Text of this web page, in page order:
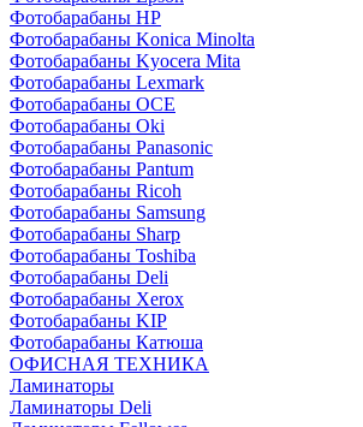
Фотобарабаны HP
Фотобарабаны Konica Minolta
Фотобарабаны Kyocera Mita
Фотобарабаны Lexmark
Фотобарабаны OCE
Фотобарабаны Oki
Фотобарабаны Panasonic
Фотобарабаны Pantum
Фотобарабаны Ricoh
Фотобарабаны Samsung
Фотобарабаны Sharp
Фотобарабаны Toshiba
Фотобарабаны Deli
Фотобарабаны Xerox
Фотобарабаны KIP
Фотобарабаны Катюша
ОФИСНАЯ ТЕХНИКА
Ламинаторы
Ламинаторы Deli